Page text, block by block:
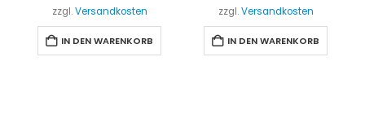
zzgl.Versandkosten
IN DEN WARENKORB
zzgl.Versandkosten
IN DEN WARENKORB